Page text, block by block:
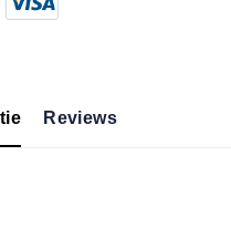
Reviews